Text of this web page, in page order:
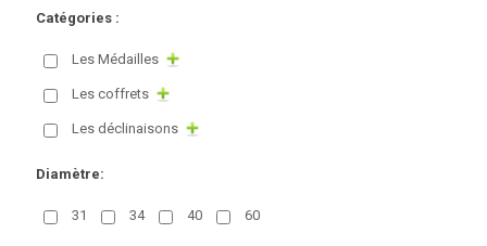
Catégories :
Les Médailles
Les coffrets
Les déclinaisons
Diamètre:
31 34 40 60